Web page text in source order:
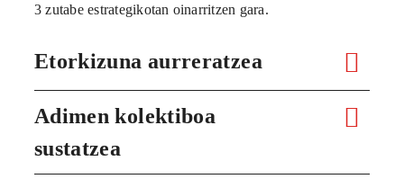
3 zutabe estrategikotan oinarritzen gara.
Etorkizuna aurreratzea
Adimen kolektiboa
sustatzea